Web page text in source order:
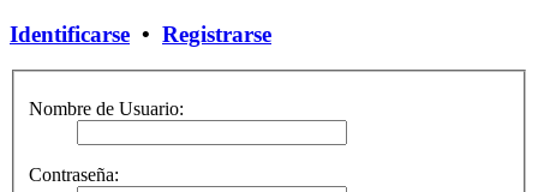
Identificarse • Registrarse
Nombre de Usuario:
Contraseña: